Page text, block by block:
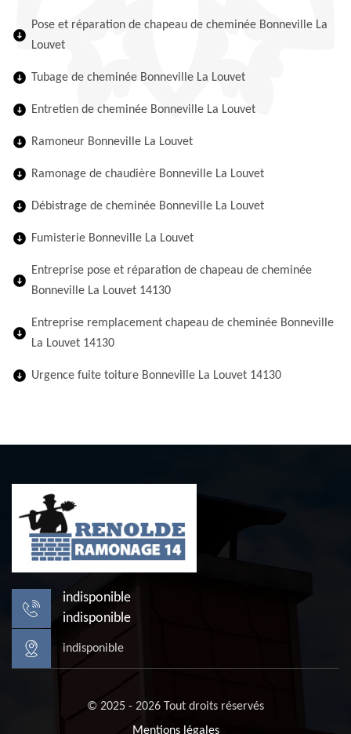
Pose et réparation de chapeau de cheminée Bonneville La
Louvet
Tubage de cheminée Bonneville La Louvet
Entretien de cheminée Bonneville La Louvet
Ramoneur Bonneville La Louvet
Ramonage de chaudière Bonneville La Louvet
Débistrage de cheminée Bonneville La Louvet
Fumisterie Bonneville La Louvet
Entreprise pose et réparation de chapeau de cheminée
Bonneville La Louvet 14130
Entreprise remplacement chapeau de cheminée Bonneville
La Louvet 14130
Urgence fuite toiture Bonneville La Louvet 14130
indisponible
indisponible
indisponible
© 2025 - 2026 Tout droits réservés
Mentions légales